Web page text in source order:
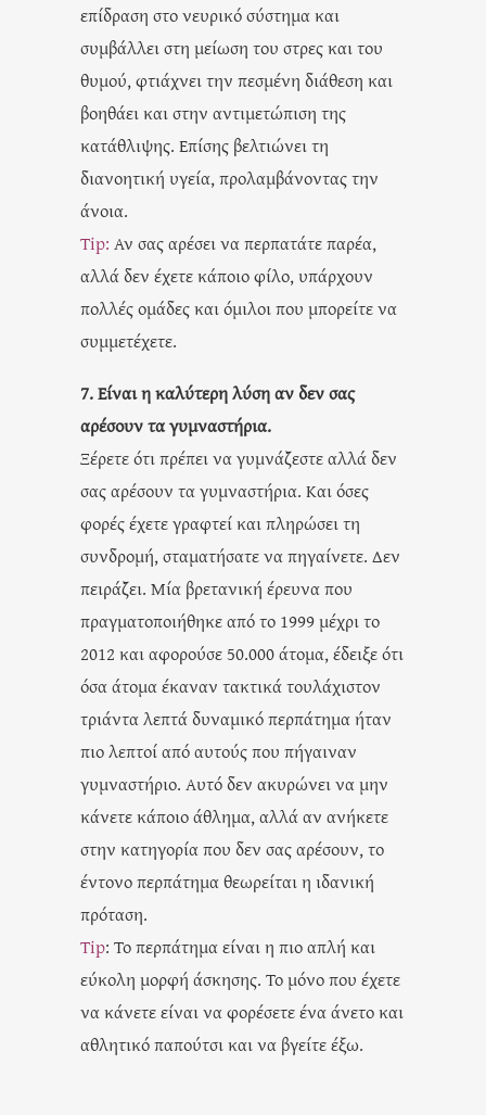
επίδραση στο νευρικό σύστημα και
συμβάλλει στη μείωση του στρες και του
θυμού, φτιάχνει την πεσμένη διάθεση και
βοηθάει και στην αντιμετώπιση της
κατάθλιψης. Επίσης βελτιώνει τη
διανοητική υγεία, προλαμβάνοντας την
άνοια.
Tip: Αν σας αρέσει να περπατάτε παρέα,
αλλά δεν έχετε κάποιο φίλο, υπάρχουν
πολλές ομάδες και όμιλοι που μπορείτε να
συμμετέχετε.
7. Είναι η καλύτερη λύση αν δεν σας
αρέσουν τα γυμναστήρια.
Ξέρετε ότι πρέπει να γυμνάζεστε αλλά δεν
σας αρέσουν τα γυμναστήρια. Και όσες
φορές έχετε γραφτεί και πληρώσει τη
συνδρομή, σταματήσατε να πηγαίνετε. Δεν
πειράζει. Μία βρετανική έρευνα που
πραγματοποιήθηκε από το 1999 μέχρι το
2012 και αφορούσε 50.000 άτομα, έδειξε ότι
όσα άτομα έκαναν τακτικά τουλάχιστον
τριάντα λεπτά δυναμικό περπάτημα ήταν
πιο λεπτοί από αυτούς που πήγαιναν
γυμναστήριο. Αυτό δεν ακυρώνει να μην
κάνετε κάποιο άθλημα, αλλά αν ανήκετε
στην κατηγορία που δεν σας αρέσουν, το
έντονο περπάτημα θεωρείται η ιδανική
πρόταση.
Tip: Το περπάτημα είναι η πιο απλή και
εύκολη μορφή άσκησης. Το μόνο που έχετε
να κάνετε είναι να φορέσετε ένα άνετο και
αθλητικό παπούτσι και να βγείτε έξω.